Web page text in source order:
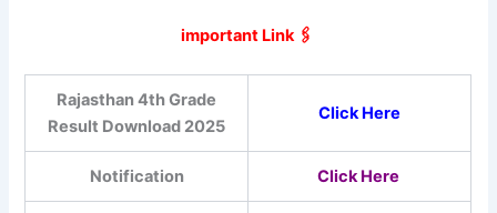
important Link 🖇️
Rajasthan 4th Grade
Result Download 2025
Click Here
Notification Click Here